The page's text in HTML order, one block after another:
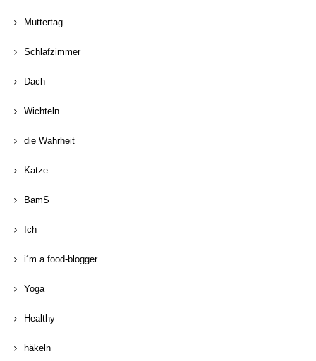
Muttertag
Schlafzimmer
Dach
Wichteln
die Wahrheit
Katze
BamS
Ich
i´m a food-blogger
Yoga
Healthy
häkeln